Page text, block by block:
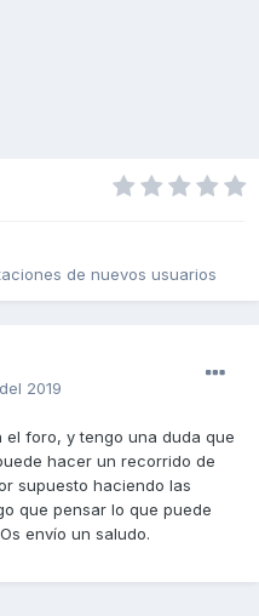
de nuevos usuarios
2019
el foro, y tengo una duda que
hacer un recorrido de
supuesto haciendo las
que pensar lo que puede
envío un saludo.